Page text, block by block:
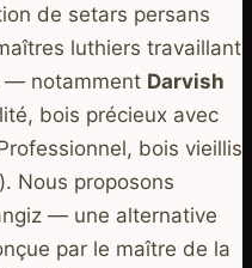
de setars persans
luthiers travaillant
— notamment Darvish
bois précieux avec
bois vieillis
Nous proposons
— une alternative
par le maître de la